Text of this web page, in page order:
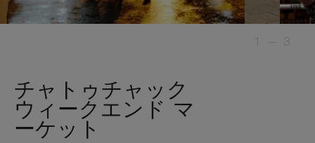
1 — 3
チャトゥチャック
ウィークエンド マ
ーケット